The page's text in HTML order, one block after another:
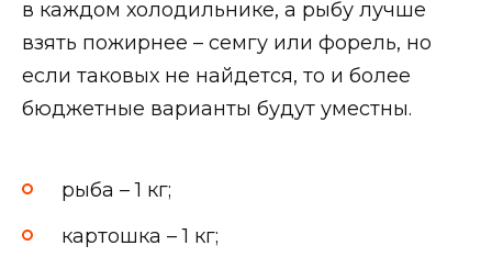
в каждом холодильнике, а рыбу лучше
взять пожирнее – семгу или форель, но
если таковых не найдется, то и более
бюджетные варианты будут уместны.
рыба – 1 кг;
картошка – 1 кг;